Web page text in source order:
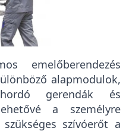
emelőberendezés
alapmodulok,
gerendák és
a személyre
szívóerőt a